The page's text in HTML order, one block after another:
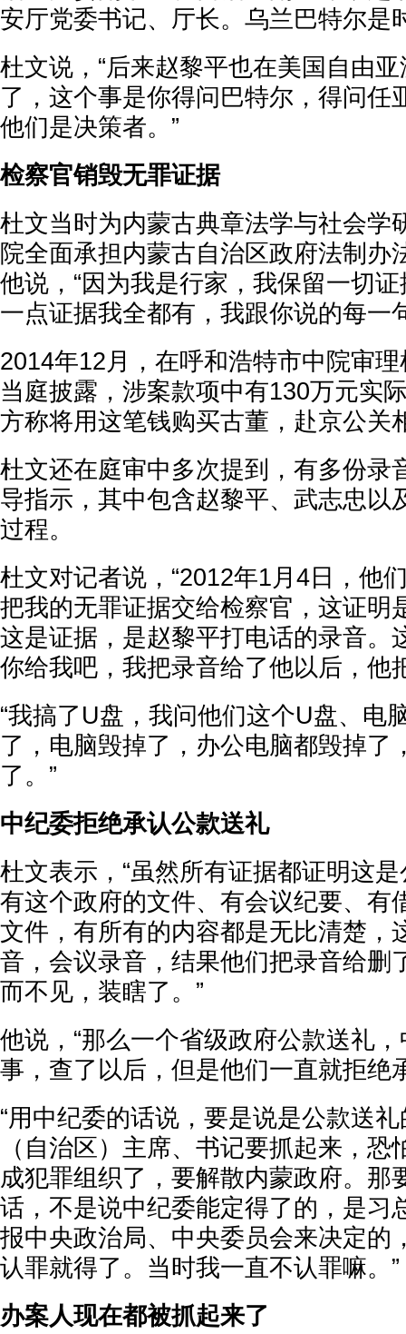
安厅党委书记、厅长。乌兰巴特尔是
杜文说，“后来赵黎平也在美国自由
了，这个事是你得问巴特尔，得问任
他们是决策者。”
检察官销毁无罪证据
杜文当时为内蒙古典章法学与社会学
院全面承担内蒙古自治区政府法制办
他说，“因为我是行家，我保留一切
一点证据我全都有，我跟你说的每一
2014年12月，在呼和浩特市中院审
当庭披露，涉案款项中有130万元实
方称将用这笔钱购买古董，赴京公关
杜文还在庭审中多次提到，有多份录
导指示，其中包含赵黎平、武志忠以
过程。
杜文对记者说，“2012年1月4日，他
把我的无罪证据交给检察官，这证明
这是证据，是赵黎平打电话的录音。
你给我吧，我把录音给了他以后，他
“我搞了U盘，我问他们这个U盘、电
了，电脑毁掉了，办公电脑都毁掉了
了。”
中纪委拒绝承认公款送礼
杜文表示，“虽然所有证据都证明这
有这个政府的文件、有会议纪要、有
文件，有所有的内容都是无比清楚，
音，会议录音，结果他们把录音给删
而不见，装瞎了。”
他说，“那么一个省级政府公款送礼
事，查了以后，但是他们一直就拒绝
“用中纪委的话说，要是说是公款送
（自治区）主席、书记要抓起来，
成犯罪组织了，要解散内蒙政府。那
话，不是说中纪委能定得了的，是习
报中央政治局、中央委员会来决定的
认罪就得了。当时我一直不认罪嘛。”
办案人现在都被抓起来了